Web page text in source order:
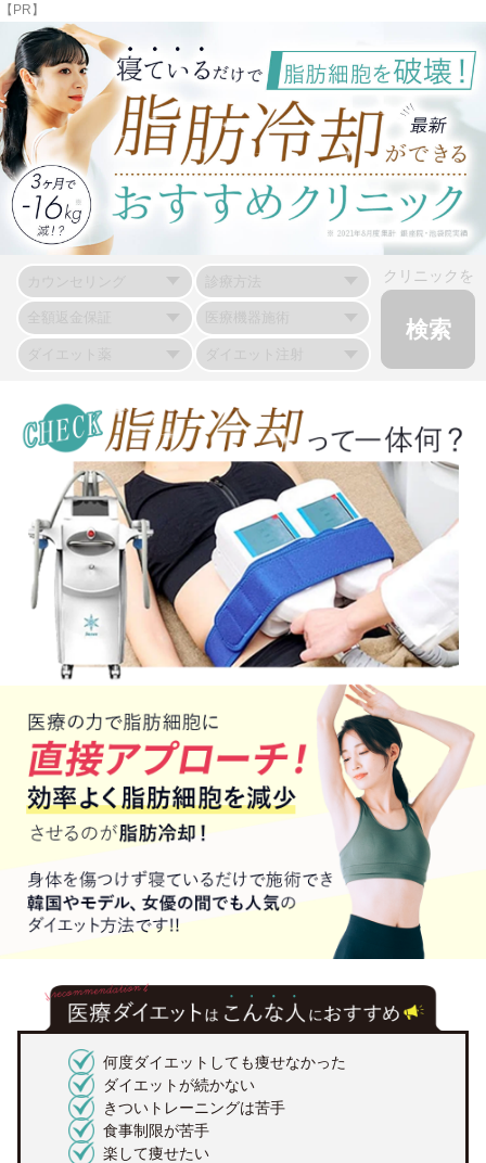
【PR】
クリニックを
何度ダイエットしても痩せなかった
ダイエットが続かない
きついトレーニングは苦手
食事制限が苦手
楽して痩せたい